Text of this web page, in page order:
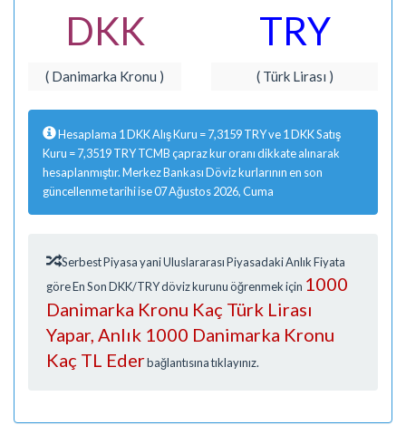
DKK
TRY
( Danimarka Kronu ) ( Türk Lirası )
Hesaplama 1 DKK Alış Kuru = 7,3159 TRY ve 1 DKK Satış
Kuru = 7,3519 TRY TCMB çapraz kur oranı dikkate alınarak
hesaplanmıştır. Merkez Bankası Döviz kurlarının en son
güncellenme tarihi ise 07 Ağustos 2026, Cuma
Serbest Piyasa yani Uluslararası Piyasadaki Anlık Fiyata
göre En Son DKK/TRY döviz kurunu öğrenmek için 1000
Danimarka Kronu Kaç Türk Lirası
Yapar, Anlık 1000 Danimarka Kronu
Kaç TL Ederbağlantısına tıklayınız.